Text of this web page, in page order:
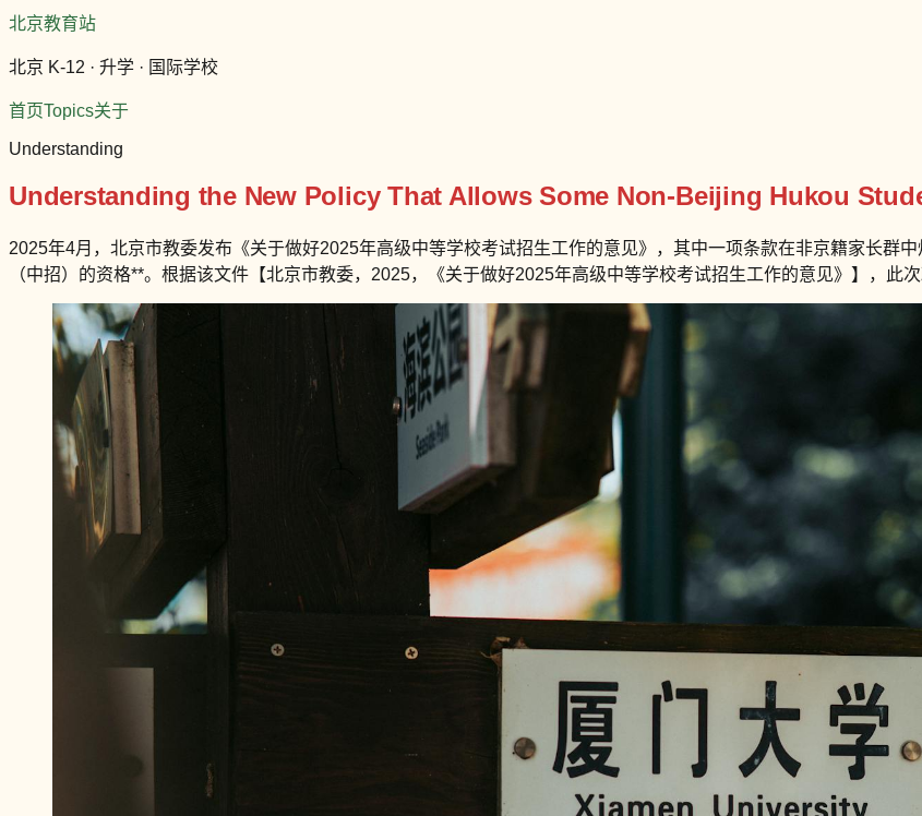
北京教育站
北京 K-12 · 升学 · 国际学校
首页Topics关于
Understanding
Understanding the New Policy That Allows Some Non-Beijing Hukou
2025年4月，北京市教委发布《关于做好2025年高级中等学校考试招生工作的意见》，其中一项条款在非京籍家长群
（中招）的资格**。根据该文件【北京市教委，2025，《关于做好2025年高级中等学校考试招生工作的意见》】，此